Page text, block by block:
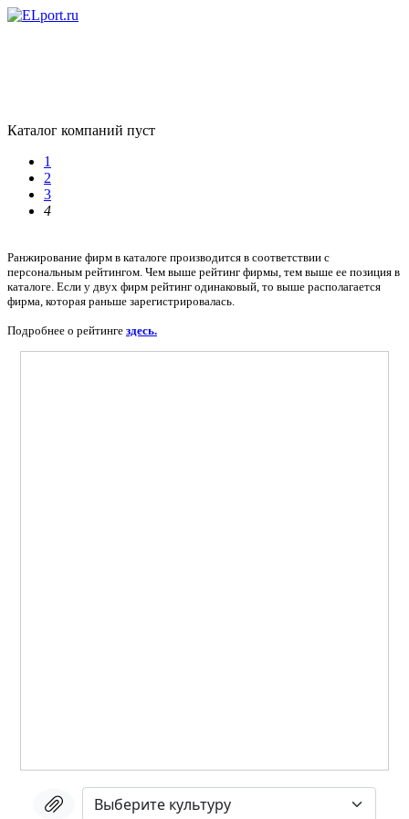
Каталог компаний пуст
1
2
3
4
Ранжирование фирм в каталоге производится в соответствии с
персональным рейтингом. Чем выше рейтинг фирмы, тем выше ее позиция в
каталоге. Если у двух фирм рейтинг одинаковый, то выше располагается
фирма, которая раньше зарегистрировалась.
Подробнее о рейтинге здесь.